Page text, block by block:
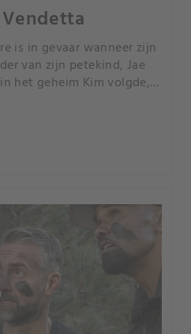
is in gevaar wanneer zijn
van zijn petekind, Jae
het geheim Kim volgde,